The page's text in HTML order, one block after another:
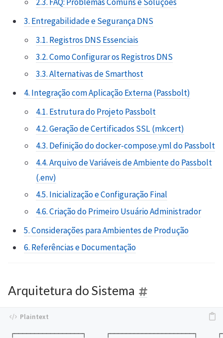
3. Entregabilidade e Segurança DNS
3.1. Registros DNS Essenciais
3.2. Como Configurar os Registros DNS
3.3. Alternativas de Smarthost
4. Integração com Aplicação Externa (Passbolt)
4.1. Estrutura do Projeto Passbolt
4.2. Geração de Certificados SSL (mkcert)
4.3. Definição do docker-compose.yml do Passbolt
4.4. Arquivo de Variáveis de Ambiente do Passbolt
(.env)
4.5. Inicialização e Configuração Final
4.6. Criação do Primeiro Usuário Administrador
5. Considerações para Ambientes de Produção
6. Referências e Documentação
Arquitetura do Sistema
┌─────────────────┐     ┌─────────────────────┐